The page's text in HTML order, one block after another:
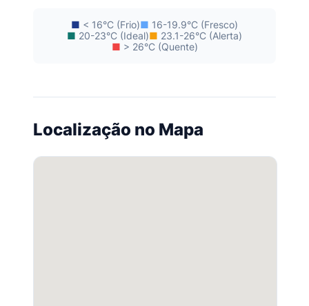
■ < 16°C (Frio)■ 16-19.9°C (Fresco)
■ 20-23°C (Ideal)■ 23.1-26°C (Alerta)
■ > 26°C (Quente)
Localização no Mapa